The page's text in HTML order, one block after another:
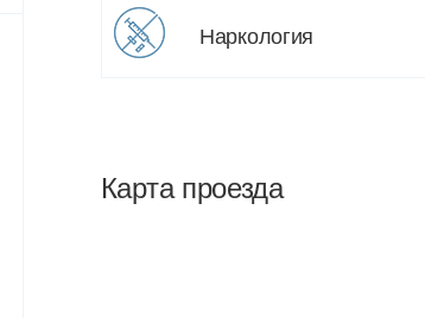
Наркология
Карта проезда